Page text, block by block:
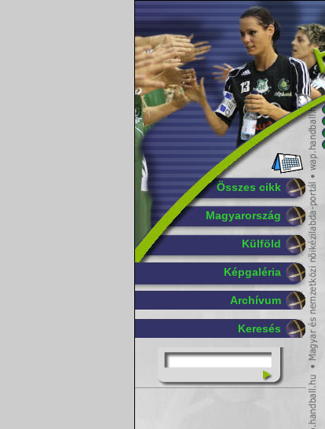
Összes cikk
Magyarország
Külföld
Képgaléria
Archívum
Keresés